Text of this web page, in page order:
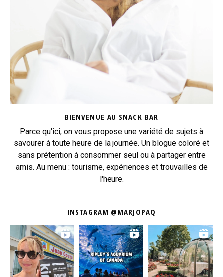
BIENVENUE AU SNACK BAR
Parce qu'ici, on vous propose une variété de sujets à
savourer à toute heure de la journée. Un blogue coloré et
sans prétention à consommer seul ou à partager entre
amis. Au menu : tourisme, expériences et trouvailles de
l'heure.
INSTAGRAM @MARJOPAQ